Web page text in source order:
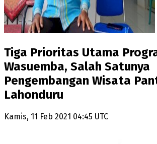
Tiga Prioritas Utama
Wasuemba, Salah Satunya
Pengembangan Wisata
Lahonduru
Kamis, 11 Feb 2021 04:45 UTC